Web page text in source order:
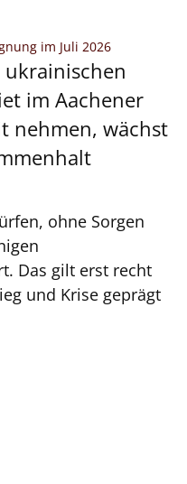
im Juli 2026:
ukrainischen
im Aachener
nehmen, wächst
ohne Sorgen
Das gilt erst recht
und Krise geprägt